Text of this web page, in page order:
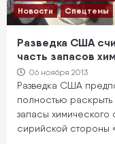
Новости Спецтемы
Разведка США
часть запасов
06 ноября 2013
Разведка США
полностью
запасы химического
сирийской стороны